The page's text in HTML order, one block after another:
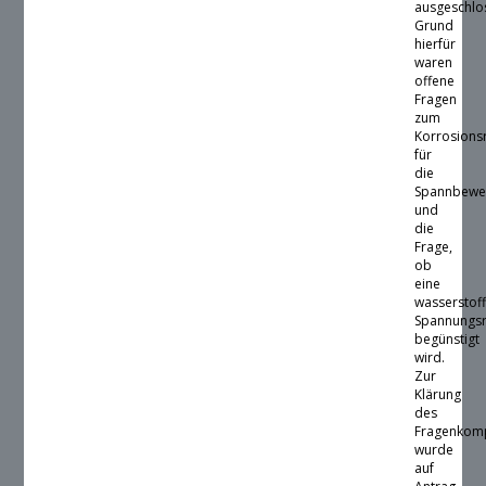
Grund
hierfür
waren
offene
Fragen
zum
für
die
und
die
Frage,
ob
eine
begünstigt
wird.
Zur
Klärung
des
wurde
auf